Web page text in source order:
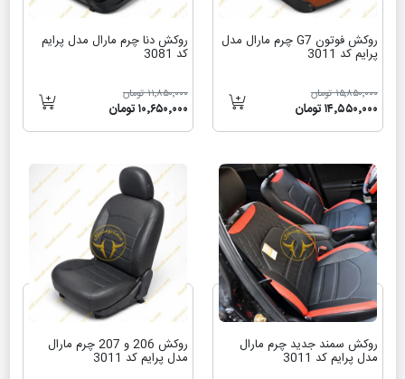
روکش فوتون G7 چرم مارال مدل
پرایم کد 3011
۱۵٬۸۵۰٬۰۰۰ تومان
۱۴٬۵۵۰٬۰۰۰ تومان
روکش دنا چرم مارال مدل پرایم
کد 3081
۱۱٬۸۵۰٬۰۰۰ تومان
۱۰٬۶۵۰٬۰۰۰ تومان
روکش سمند جدید چرم مارال
مدل پرایم کد 3011
روکش 206 و 207 چرم مارال
مدل پرایم کد 3011